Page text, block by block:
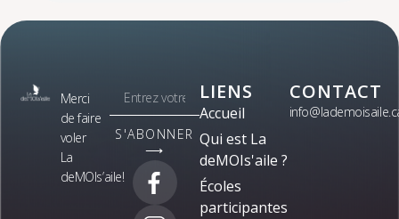
Merci
de faire
voler
La
deMOIs’aile!
S'ABONNER
⟶
LIENS
Accueil
Qui est La
deMOIs'aile ?
Écoles
participantes
CONTACT